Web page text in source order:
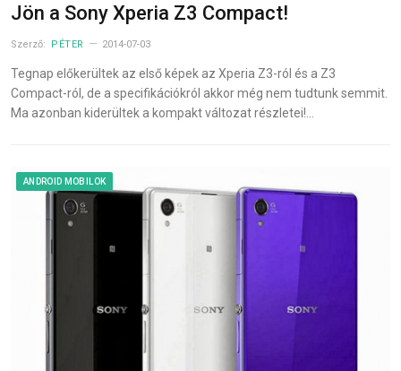
Jön a Sony Xperia Z3 Compact!
Szerző: PÉTER 2014-07-03
Tegnap előkerültek az első képek az Xperia Z3-ról és a Z3
Compact-ról, de a specifikációkról akkor még nem tudtunk semmit.
Ma azonban kiderültek a kompakt változat részletei!…
ANDROID MOBILOK